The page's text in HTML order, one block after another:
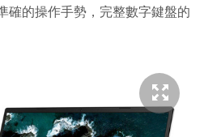
確的操作手勢，完整數字鍵盤的